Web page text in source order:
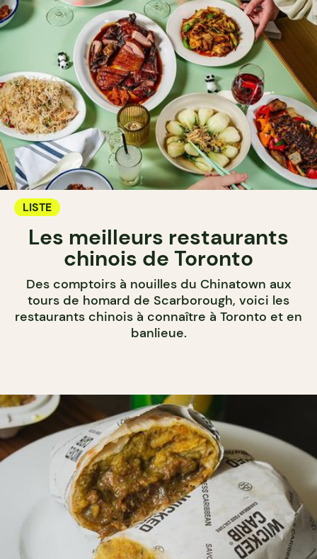
LISTE
Les meilleurs restaurants
chinois de Toronto
Des comptoirs à nouilles du Chinatown aux
tours de homard de Scarborough, voici les
restaurants chinois à connaître à Toronto et en
banlieue.